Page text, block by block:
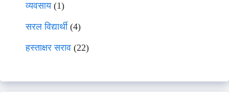
व्यवसाय(1)
सरल विद्यार्थी(4)
हस्ताक्षर सराव (22)